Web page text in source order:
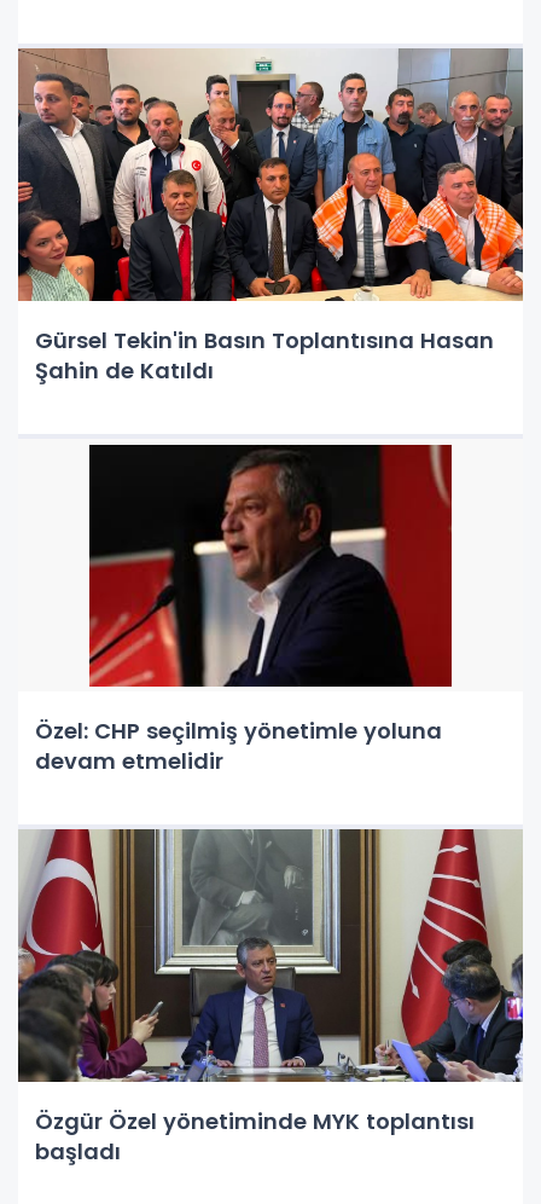
Gürsel Tekin'in Basın Toplantısına Hasan
Şahin de Katıldı
Özel: CHP seçilmiş yönetimle yoluna
devam etmelidir
Özgür Özel yönetiminde MYK toplantısı
başladı